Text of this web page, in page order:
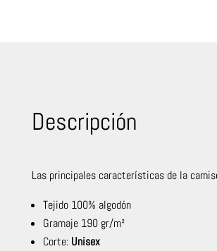
Descripción
Las principales características de la
Tejido 100% algodón
Gramaje 190 gr/m²
Corte: Unisex